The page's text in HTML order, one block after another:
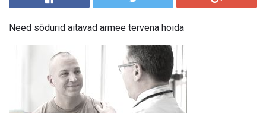
Need sõdurid aitavad armee tervena hoida